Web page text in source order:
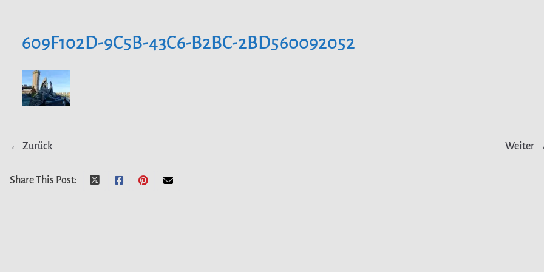
609F102D-9C5B-43C6-B2BC-2BD560092052
← Zurück Weiter
Share This Post: